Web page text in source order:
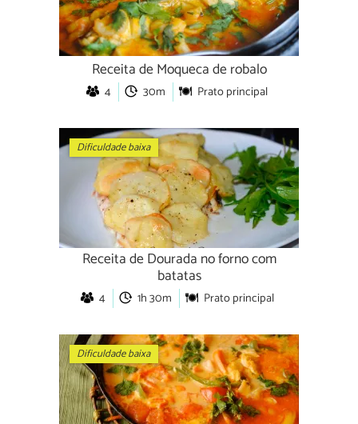
Receita de Moqueca de robalo
4 30m Prato principal
Dificuldade baixa
Receita de Dourada no forno com
batatas
4 1h 30m Prato principal
Dificuldade baixa